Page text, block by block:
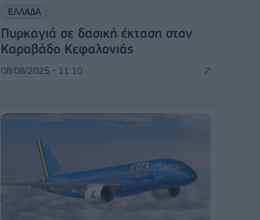
ΕΛΛΑΔΑ
Πυρκαγιά σε δασική έκταση στον
Καραβάδο Κεφαλονιάς
08/08/2025 - 11:10